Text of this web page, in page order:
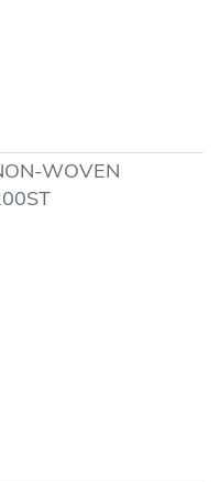
WOVEN